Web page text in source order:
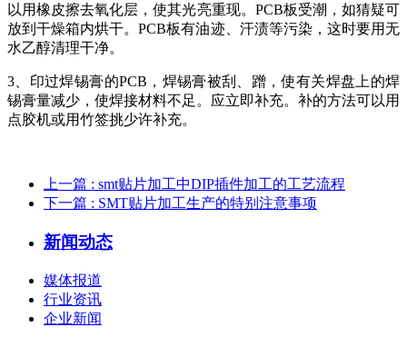
以用橡皮擦去氧化层，使其光亮重现。PCB板受潮，如猜疑可
放到干燥箱内烘干。PCB板有油迹、汗渍等污染，这时要用无
水乙醇清理干净。
3、印过焊锡膏的PCB，焊锡膏被刮、蹭，使有关焊盘上的焊
锡膏量减少，使焊接材料不足。应立即补充。补的方法可以用
点胶机或用竹签挑少许补充。
上一篇 : smt贴片加工中DIP插件加工的工艺流程
下一篇 : SMT贴片加工生产的特别注意事项
新闻动态
媒体报道
行业资讯
企业新闻